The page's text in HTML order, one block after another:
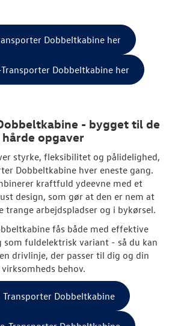
Finansiering
Modeller
Caddy Cargo
Crafter
Transporter
Amarok
e-
Book en
Dobbeltkabine her
Dobbeltkabine her
- bygget til de
hårde opgaver
styrke, fleksibilitet og pålidelighed,
Dobbeltkabine hver eneste gang.
kraftfuld ydeevne med et
design, som gør at den er nem at
trange arbejdspladser og i bykørsel.
fås både med effektive
som fuldelektrisk variant - så du kan
drivlinje, der passer til dig og din
virksomheds behov.
Transporter Dobbeltkabine